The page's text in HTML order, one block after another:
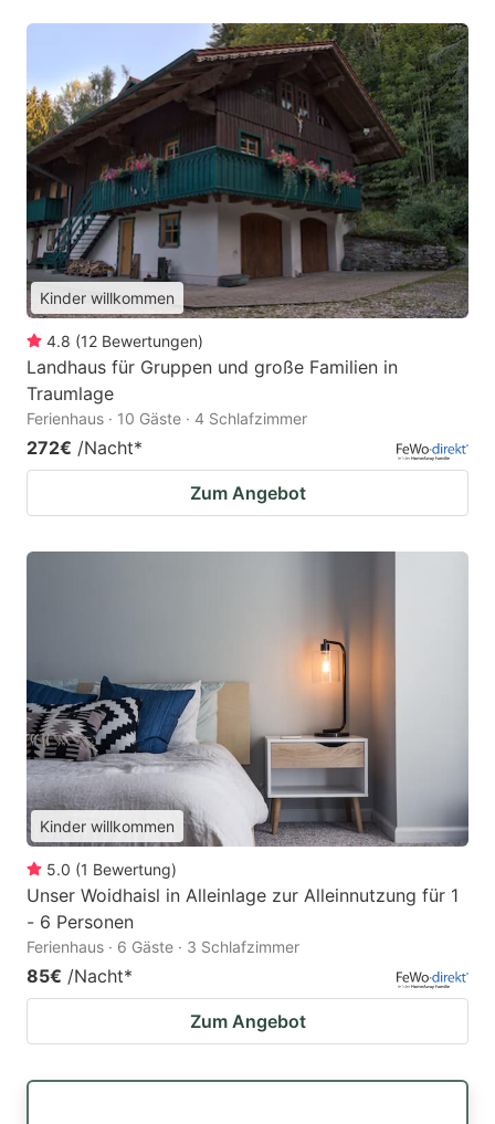
Kinder willkommen
4.8 (12 Bewertungen)
Landhaus für Gruppen und große Familien in
Traumlage
Ferienhaus · 10 Gäste · 4 Schlafzimmer
272€ /Nacht*
Zum Angebot
Kinder willkommen
5.0 (1 Bewertung)
Unser Woidhaisl in Alleinlage zur Alleinnutzung für 1
- 6 Personen
Ferienhaus · 6 Gäste · 3 Schlafzimmer
85€ /Nacht*
Zum Angebot